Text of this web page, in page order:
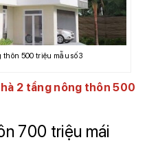
500 triệu mẫu số 3
2 tầng nông thôn 500
700 triệu mái